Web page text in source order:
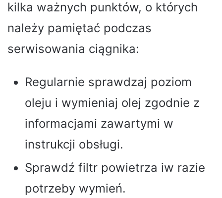
kilka ważnych punktów, o których
należy pamiętać podczas
serwisowania ciągnika:
Regularnie sprawdzaj poziom
oleju i wymieniaj olej zgodnie z
informacjami zawartymi w
instrukcji obsługi.
Sprawdź filtr powietrza iw razie
potrzeby wymień.